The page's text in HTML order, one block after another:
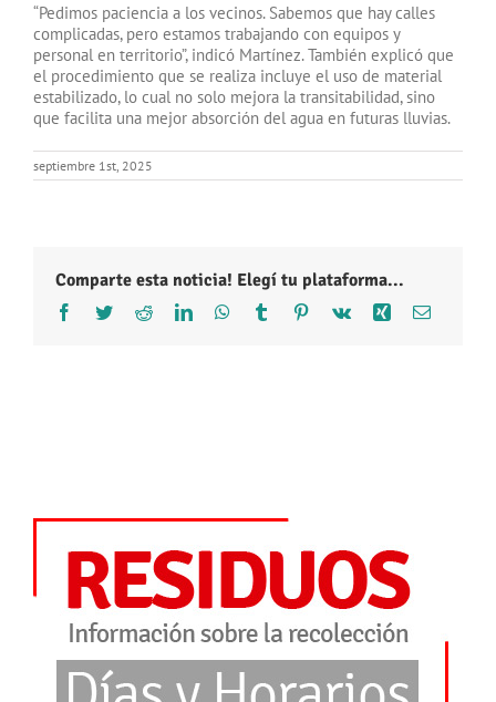
“Pedimos paciencia a los vecinos. Sabemos que hay calles
complicadas, pero estamos trabajando con equipos y
personal en territorio”, indicó Martínez. También explicó que
el procedimiento que se realiza incluye el uso de material
estabilizado, lo cual no solo mejora la transitabilidad, sino
que facilita una mejor absorción del agua en futuras lluvias.
septiembre 1st, 2025
Comparte esta noticia! Elegí tu plataforma...
Facebook
TwitterRedditLinkedInWhatsApp
Tumblr Pinterest
Vk Xing Correo